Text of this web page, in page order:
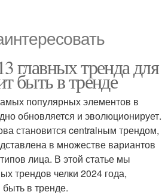
главных тренда для
быть в тренде
популярных элементов в
обновляется и эволюционирует.
становится centralным трендом,
в множестве вариантов
лица. В этой статье мы
трендов челки 2024 года,
в тренде.